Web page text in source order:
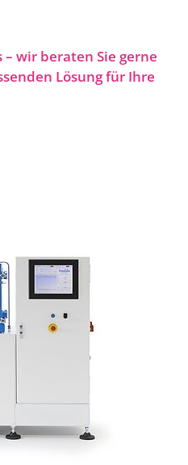
wir beraten Sie gerne
Lösung für Ihre